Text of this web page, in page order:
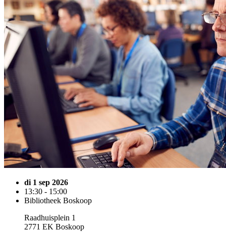
di 1 sep 2026
13:30 - 15:00
Bibliotheek Boskoop
Raadhuisplein 1
2771 EK Boskoop